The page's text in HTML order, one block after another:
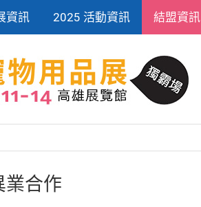
資訊 2025 活動資訊 結盟資訊
業合作